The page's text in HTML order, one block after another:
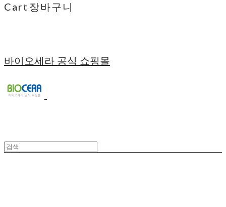
Cart 장바구니
바이오세라 공식 쇼핑몰